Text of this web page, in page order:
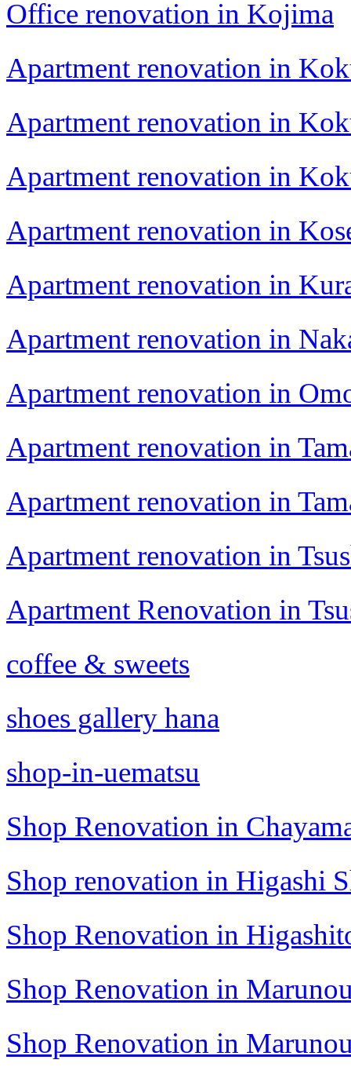
Office renovation in Kojima
Apartment renovation in
Apartment renovation in
Apartment renovation in
Apartment renovation in
Apartment renovation in
Apartment renovation in
Apartment renovation in
Apartment renovation in
Apartment renovation in
Apartment renovation in
Apartment Renovation in
coffee & sweets
shoes gallery hana
shop-in-uematsu
Shop Renovation in
Shop renovation in Higashi
Shop Renovation in
Shop Renovation in
Shop Renovation in